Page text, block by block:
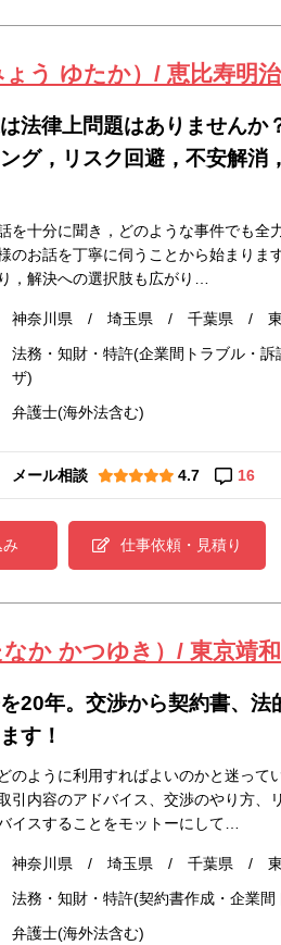
う ゆたか）/ 恵比寿明
法律上問題はありません
グ，リスク回避，不安解
を十分に聞き，どのような事件でも
のお話を丁寧に伺うことから始まり
，解決への選択肢も広がり…
神奈川県 / 埼玉県 / 千葉県 / 東
法務・知財・特許(企業間トラブル・
ザ)
弁護士(海外法含む)
メール相談 4.7 16
仕事依頼・見積り
なか かつゆき）/ 東京靖
20年。交渉から契約書、
す！
のように利用すればよいのかと迷っ
引内容のアドバイス、交渉のやり方
イスすることをモットーにして…
神奈川県 / 埼玉県 / 千葉県 / 東
法務・知財・特許(契約書作成・企業
弁護士(海外法含む)